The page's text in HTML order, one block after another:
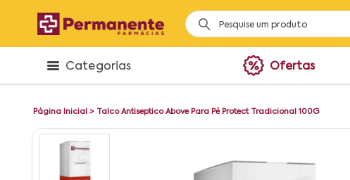
Categorias Ofertas
Página Inicial > Talco Antiseptico Above Para Pé Protect Tradicional 100G